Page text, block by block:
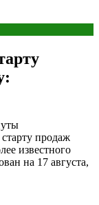
продаж
известного
на 17 августа,